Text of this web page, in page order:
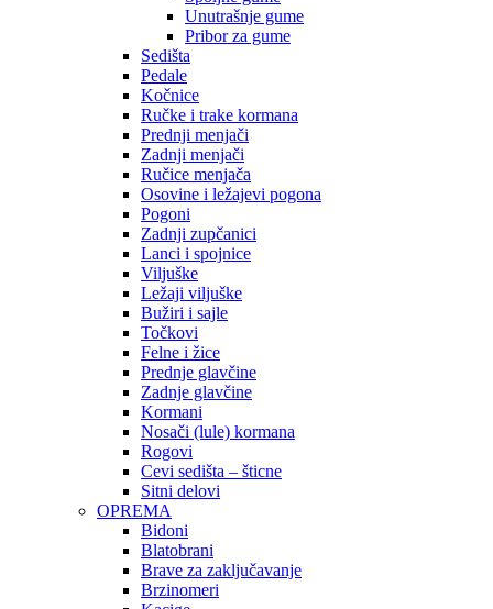
Unutrašnje gume
Pribor za gume
Sedišta
Pedale
Kočnice
Ručke i trake kormana
Prednji menjači
Zadnji menjači
Ručice menjača
Osovine i ležajevi pogona
Pogoni
Zadnji zupčanici
Lanci i spojnice
Viljuške
Ležaji viljuške
Bužiri i sajle
Točkovi
Felne i žice
Prednje glavčine
Zadnje glavčine
Kormani
Nosači (lule) kormana
Rogovi
Cevi sedišta – šticne
Sitni delovi
OPREMA
Bidoni
Blatobrani
Brave za zaključavanje
Brzinomeri